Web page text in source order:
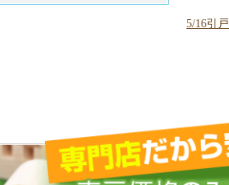
5/16引